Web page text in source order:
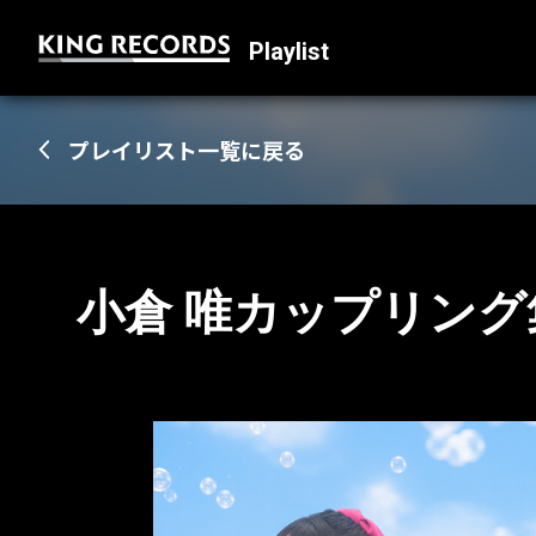
Playlist
プレイリスト一覧に戻る
小倉 唯カップリン